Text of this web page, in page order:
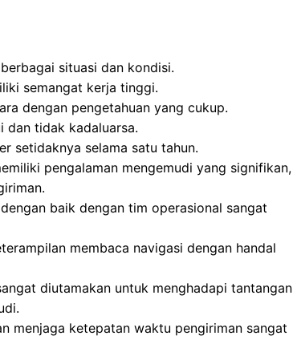
situasi dan kondisi.
semangat kerja tinggi.
dengan pengetahuan yang cukup.
dan tidak kadaluarsa.
setidaknya selama satu tahun.
pengalaman mengemudi yang signifikan,
baik dengan tim operasional sangat
membaca navigasi dengan handal
diutamakan untuk menghadapi tantangan
menjaga ketepatan waktu pengiriman sangat